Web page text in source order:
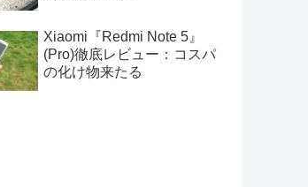
Xiaomi『Redmi Note 5』
(Pro)徹底レビュー：コスパ
の化け物来たる